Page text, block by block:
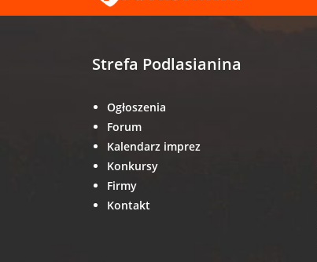
Strefa Podlasianina
Ogłoszenia
Forum
Kalendarz imprez
Konkursy
Firmy
Kontakt